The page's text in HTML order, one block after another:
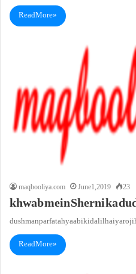
Read More »
maqbooliya.com June 1, 2019 23
khwab mein Sherni ka
dushman par fatahyaabi ki dalil hai ya
Read More »